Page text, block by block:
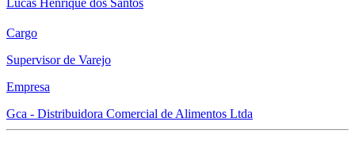
Lucas Henrique dos Santos
Cargo
Supervisor de Varejo
Empresa
Gca - Distribuidora Comercial de Alimentos Ltda